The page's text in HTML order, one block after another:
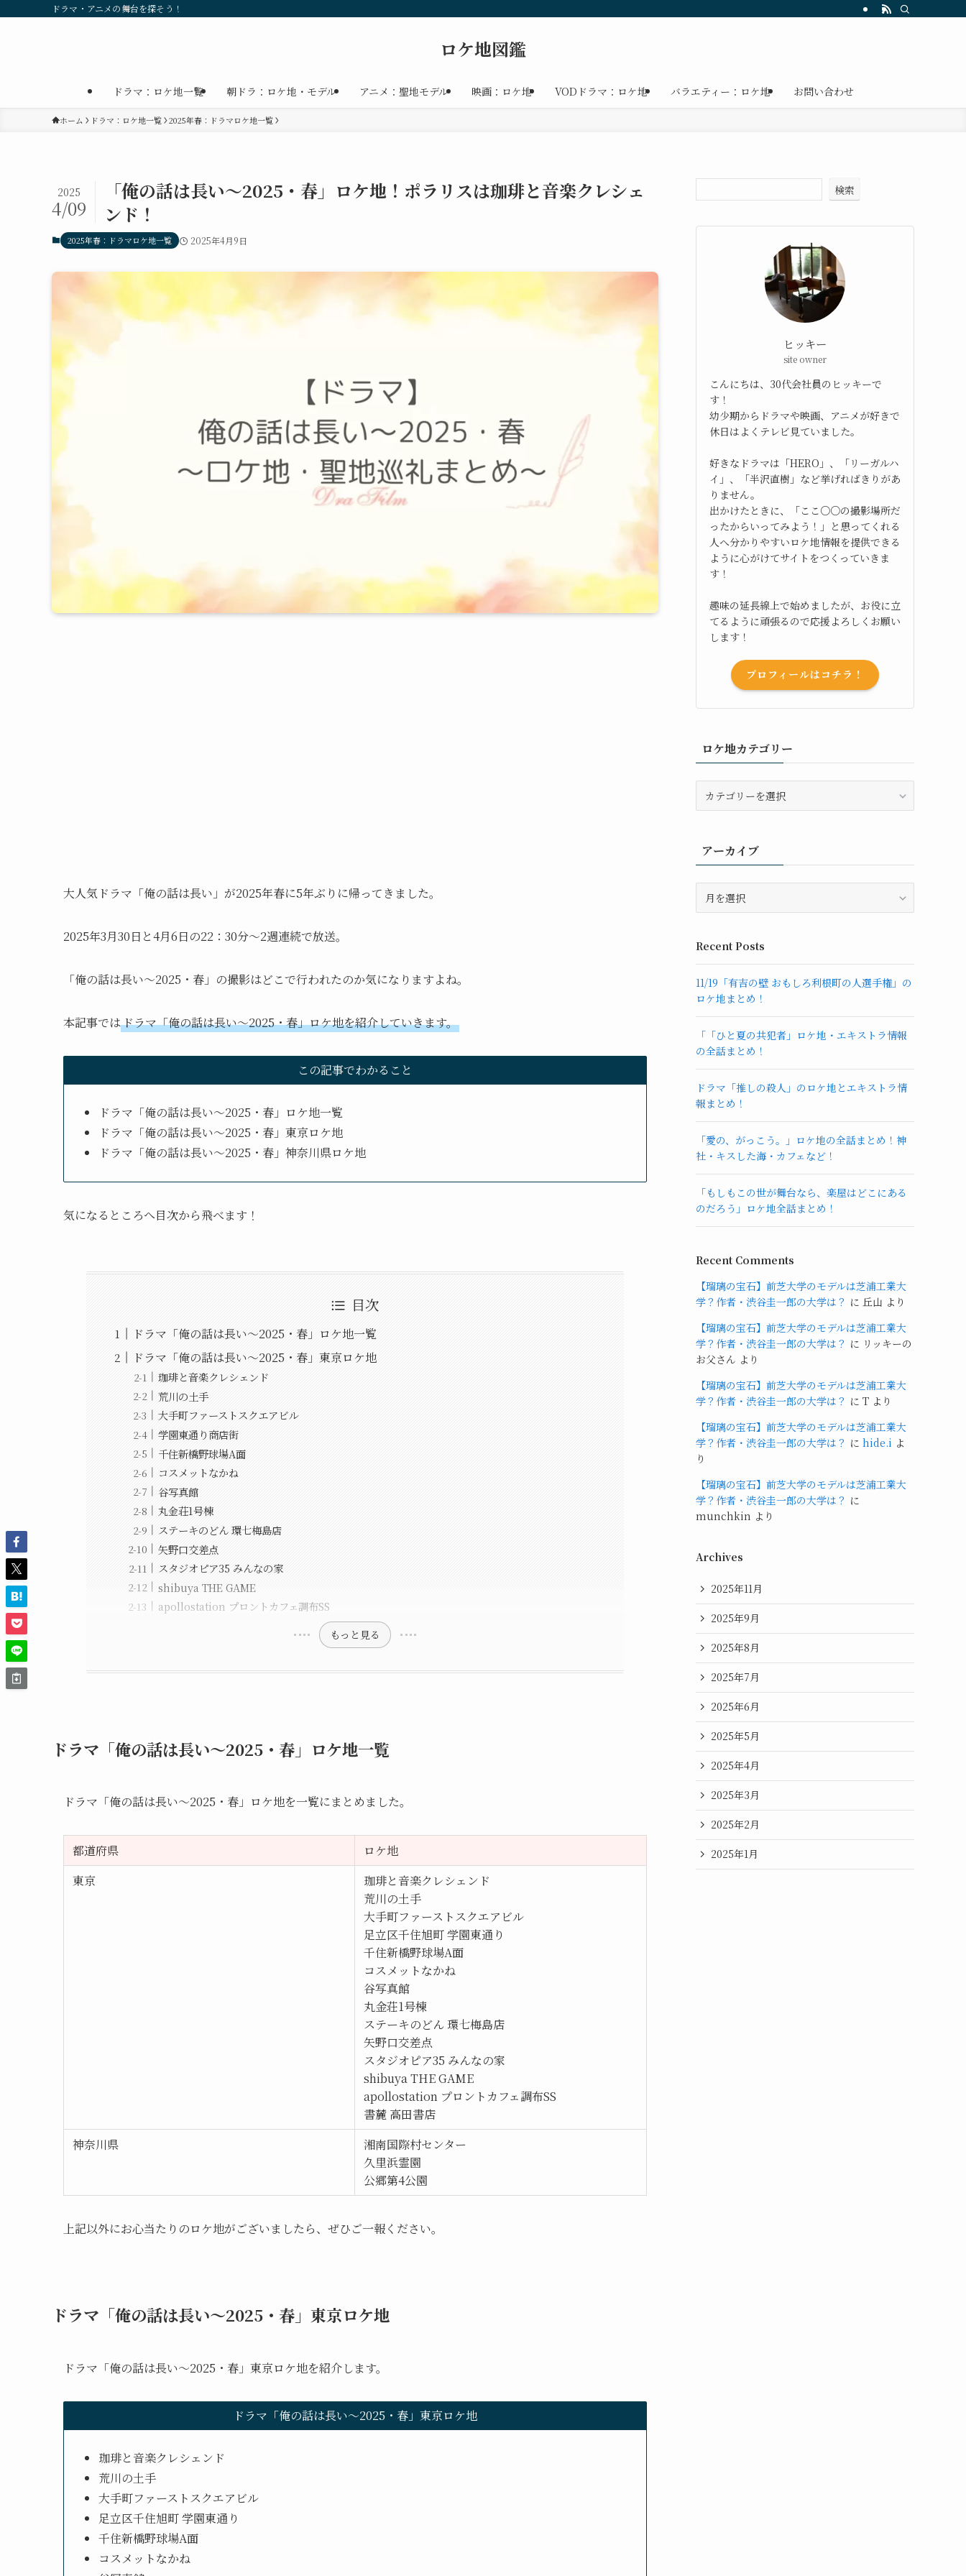
ドラマ・アニメの舞台を探そう！
ロケ地図鑑
ドラマ：ロケ地一覧 朝ドラ：ロケ地・モデル アニメ：聖地モデル 映画：ロケ地 VODドラマ：ロケ地 バラエティー：ロケ地 お問い合わせ
ホーム ドラマ：ロケ地一覧 2025年春：ドラマロケ地一覧
「俺の話は長い～2025・春」ロケ地！ポラリスは珈琲と音楽クレシェ
ンド！
2025
4/09
2025年春：ドラマロケ地一覧 2025年4月9日
大人気ドラマ「俺の話は長い」が2025年春に5年ぶりに帰ってきました。
2025年3月30日と4月6日の22：30分～2週連続で放送。
「俺の話は長い～2025・春」の撮影はどこで行われたのか気になりますよね。
本記事ではドラマ「俺の話は長い～2025・春」ロケ地を紹介していきます。
この記事でわかること
ドラマ「俺の話は長い～2025・春」ロケ地一覧
ドラマ「俺の話は長い～2025・春」東京ロケ地
ドラマ「俺の話は長い～2025・春」神奈川県ロケ地
気になるところへ目次から飛べます！
目次
ドラマ「俺の話は長い～2025・春」ロケ地一覧
ドラマ「俺の話は長い～2025・春」東京ロケ地
珈琲と音楽クレシェンド
荒川の土手
大手町ファーストスクエアビル
学園東通り商店街
千住新橋野球場A面
コスメットなかね
谷写真館
丸金荘1号棟
ステーキのどん 環七梅島店
矢野口交差点
スタジオピア35 みんなの家
shibuya THE GAME
apollostation プロントカフェ調布SS
もっと見る
ドラマ「俺の話は長い～2025・春」ロケ地一覧
ドラマ「俺の話は長い～2025・春」ロケ地を一覧にまとめました。
都道府県
ロケ地
東京
珈琲と音楽クレシェンド
荒川の土手
大手町ファーストスクエアビル
足立区千住旭町 学園東通り
千住新橋野球場A面
コスメットなかね
谷写真館
丸金荘1号棟
ステーキのどん 環七梅島店
矢野口交差点
スタジオピア35 みんなの家
shibuya THE GAME
apollostation プロントカフェ調布SS
書麓 高田書店
神奈川県
湘南国際村センター
久里浜霊園
公郷第4公園
上記以外にお心当たりのロケ地がございましたら、ぜひご一報ください。
ドラマ「俺の話は長い～2025・春」東京ロケ地
ドラマ「俺の話は長い～2025・春」東京ロケ地を紹介します。
ドラマ「俺の話は長い～2025・春」東京ロケ地
珈琲と音楽クレシェンド
荒川の土手
大手町ファーストスクエアビル
足立区千住旭町 学園東通り
千住新橋野球場A面
コスメットなかね
検索
ヒッキー
site owner
こんにちは、30代会社員のヒッキーで
す！
幼少期からドラマや映画、アニメが好きで
休日はよくテレビ見ていました。
好きなドラマは「HERO」、「リーガルハ
イ」、「半沢直樹」など挙げればきりがあ
りません。
出かけたときに、「ここ○○の撮影場所だ
ったからいってみよう！」と思ってくれる
人へ分かりやすいロケ地情報を提供できる
ように心がけてサイトをつくっていきま
す！
趣味の延長線上で始めましたが、お役に立
てるように頑張るので応援よろしくお願い
します！
プロフィールはコチラ！
ロケ地カテゴリー
テ
ゴ
リ
アーカイブ
ブ
Recent Posts
11/19「有吉の壁 おもしろ利根町の人選手権」の
ロケ地まとめ！
「「ひと夏の共犯者」ロケ地・エキストラ情報
の全話まとめ！
ドラマ「推しの殺人」のロケ地とエキストラ情
報まとめ！
「愛の、がっこう。」ロケ地の全話まとめ！神
社・キスした海・カフェなど！
「もしもこの世が舞台なら、楽屋はどこにある
のだろう」ロケ地全話まとめ！
Recent Comments
【瑠璃の宝石】前芝大学のモデルは芝浦工業大
学？作者・渋谷圭一郎の大学は？ に 丘山 より
【瑠璃の宝石】前芝大学のモデルは芝浦工業大
学？作者・渋谷圭一郎の大学は？ に リッキーの
お父さん より
【瑠璃の宝石】前芝大学のモデルは芝浦工業大
学？作者・渋谷圭一郎の大学は？ に T より
【瑠璃の宝石】前芝大学のモデルは芝浦工業大
学？作者・渋谷圭一郎の大学は？ に hide.i よ
り
【瑠璃の宝石】前芝大学のモデルは芝浦工業大
学？作者・渋谷圭一郎の大学は？ に
munchkin より
Archives
2025年11月
2025年9月
2025年8月
2025年7月
2025年6月
2025年5月
2025年4月
2025年3月
2025年2月
2025年1月